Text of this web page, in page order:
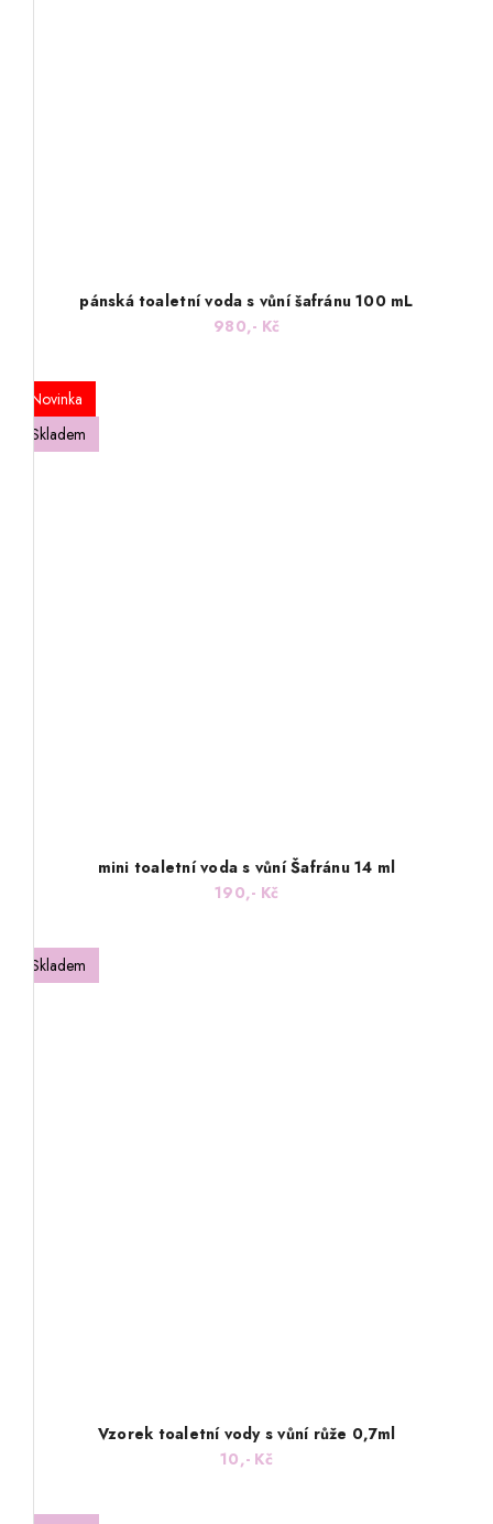
pánská toaletní voda s vůní šafránu 100 mL
980,- Kč
Novinka
Skladem
mini toaletní voda s vůní Šafránu 14 ml
190,- Kč
Skladem
Vzorek toaletní vody s vůní růže 0,7ml
10,- Kč